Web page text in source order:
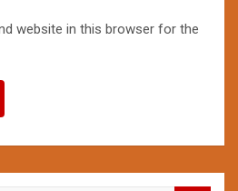
website in this browser for the